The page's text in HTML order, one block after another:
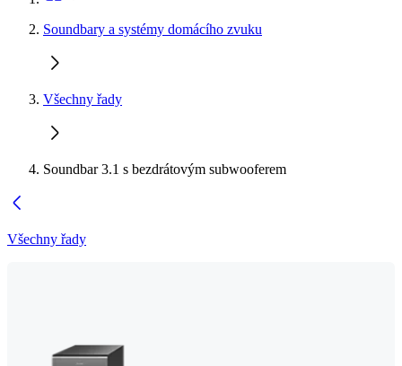
Soundbary a systémy domácího zvuku
Všechny řady
Soundbar 3.1 s bezdrátovým subwooferem
Všechny řady